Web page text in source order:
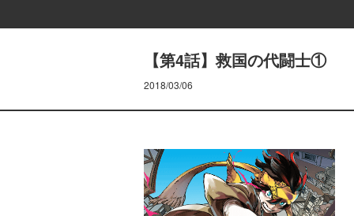
【第4話】救国の代闘士①
2018/03/06